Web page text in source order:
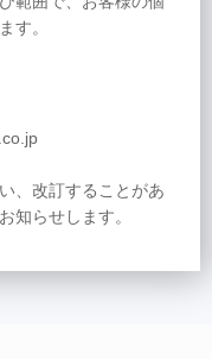
す。
、改訂することがあ
知らせします。